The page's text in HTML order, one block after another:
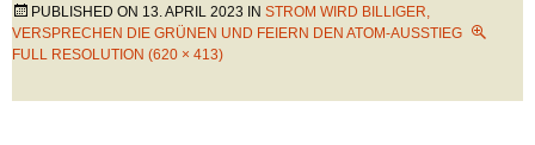
PUBLISHED ON 13. APRIL 2023 IN STROM WIRD BILLIGER,
VERSPRECHEN DIE GRÜNEN UND FEIERN DEN ATOM-AUSSTIEG
FULL RESOLUTION (620 × 413)